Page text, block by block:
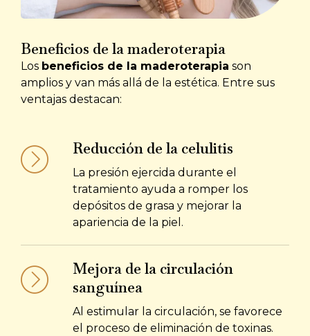
Beneficios de la maderoterapia
Los beneficios de la maderoterapia son
amplios y van más allá de la estética. Entre sus
ventajas destacan:
Reducción de la celulitis
La presión ejercida durante el
tratamiento ayuda a romper los
depósitos de grasa y mejorar la
apariencia de la piel.
Mejora de la circulación
sanguínea
Al estimular la circulación, se favorece
el proceso de eliminación de toxinas.